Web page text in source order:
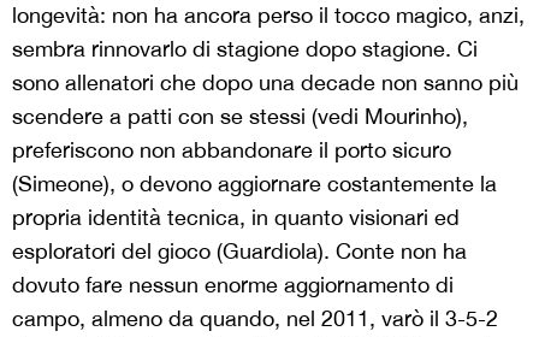
longevità: non ha ancora perso il tocco magico, anzi,
sembra rinnovarlo di stagione dopo stagione. Ci
sono allenatori che dopo una decade non sanno più
scendere a patti con se stessi (vedi Mourinho),
preferiscono non abbandonare il porto sicuro
(Simeone), o devono aggiornare costantemente la
propria identità tecnica, in quanto visionari ed
esploratori del gioco (Guardiola). Conte non ha
dovuto fare nessun enorme aggiornamento di
campo, almeno da quando, nel 2011, varò il 3-5-2